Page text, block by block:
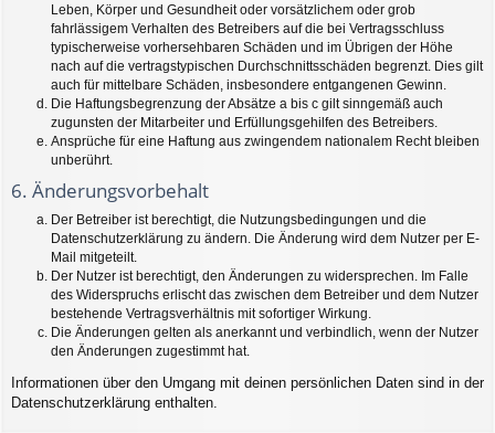
Leben, Körper und Gesundheit oder vorsätzlichem oder grob
fahrlässigem Verhalten des Betreibers auf die bei Vertragsschluss
typischerweise vorhersehbaren Schäden und im Übrigen der Höhe
nach auf die vertragstypischen Durchschnittsschäden begrenzt. Dies gilt
auch für mittelbare Schäden, insbesondere entgangenen Gewinn.
Die Haftungsbegrenzung der Absätze a bis c gilt sinngemäß auch
zugunsten der Mitarbeiter und Erfüllungsgehilfen des Betreibers.
Ansprüche für eine Haftung aus zwingendem nationalem Recht bleiben
unberührt.
6. Änderungsvorbehalt
Der Betreiber ist berechtigt, die Nutzungsbedingungen und die
Datenschutzerklärung zu ändern. Die Änderung wird dem Nutzer per E-
Mail mitgeteilt.
Der Nutzer ist berechtigt, den Änderungen zu widersprechen. Im Falle
des Widerspruchs erlischt das zwischen dem Betreiber und dem Nutzer
bestehende Vertragsverhältnis mit sofortiger Wirkung.
Die Änderungen gelten als anerkannt und verbindlich, wenn der Nutzer
den Änderungen zugestimmt hat.
Informationen über den Umgang mit deinen persönlichen Daten sind in der
Datenschutzerklärung enthalten.